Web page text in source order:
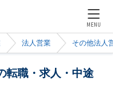
MENU
法人営業 その他法人
転職・求人・中途